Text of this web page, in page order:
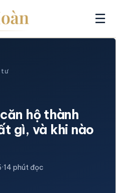
☰
tư
hộ thành
gì, và khi nào
·14 phút đọc